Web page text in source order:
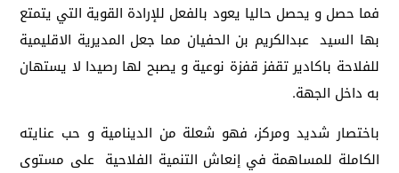
فما حصل و يحصل حاليا يعود بالفعل للإرادة القوية التي يتمتع
بها السيد عبدالكريم بن الحفيان مما جعل المديرية الاقليمية
للفلاحة باكادير تقفز قفزة نوعية و يصبح لها رصيدا لا يستهان
به داخل الجهة.
باختصار شديد ومركز، فهو شعلة من الدينامية و حب عنايته
الكاملة للمساهمة في إنعاش التنمية الفلاحية على مستوى